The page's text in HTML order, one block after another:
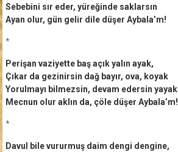
Sebebini sır eder, yüreğinde saklarsın
Ayan olur, gün gelir dile düşer Aybala’m!
*
Perişan vaziyette baş açık yalın ayak,
Çıkar da gezinirsin dağ bayır, ova, koyak
Yorulmayı bilmezsin, devam edersin yayak
Mecnun olur aklın da, çöle düşer Aybala’m!
*
Davul bile vururmuş daim dengi dengine,